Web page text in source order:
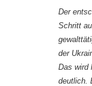
Der
Schritt
der
Das wird
deutlich.